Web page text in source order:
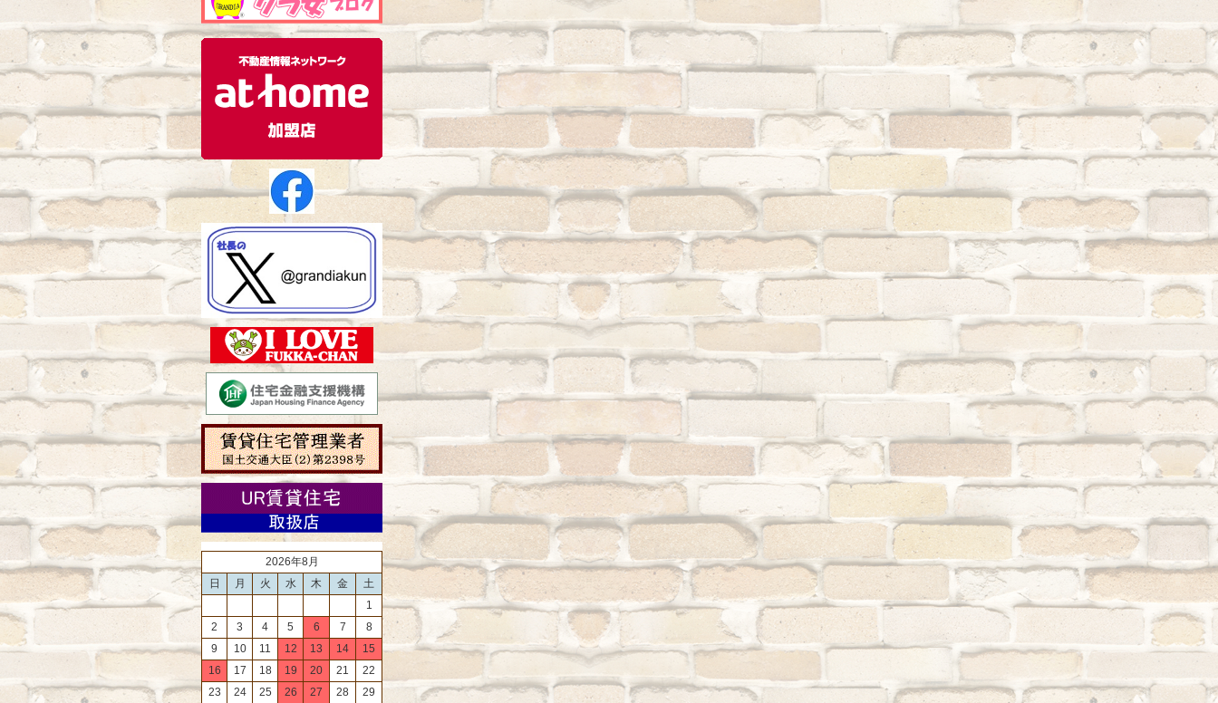
2026年8月
日
月 火 水 木 金
土
1
2
3 4 5 6 7
8
9
10 11 12 13 14
15
16
17 18 19 20 21
22
23
24 25 26 27 28 29